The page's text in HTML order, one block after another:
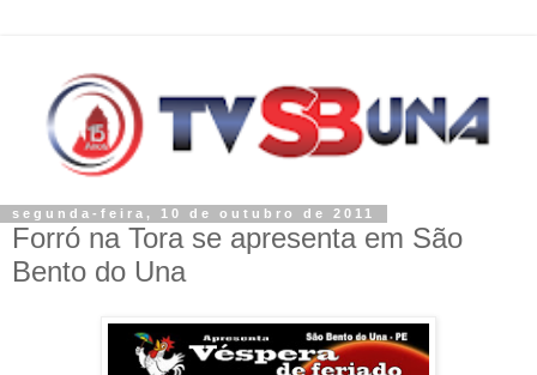
segunda-feira, 10 de outubro de 2011
Forró na Tora se apresenta em São
Bento do Una